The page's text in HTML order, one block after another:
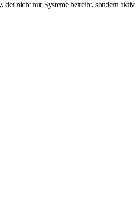
nicht nur Systeme betreibt, sondern aktiv